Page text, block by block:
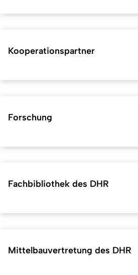
Kooperationspartner
Forschung
Fachbibliothek des DHR
Mittelbauvertretung des DHR